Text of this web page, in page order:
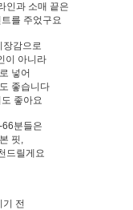
인과 소매 끝은
를 주었구요
장감으로
이 아니라
넣어
좋습니다
좋아요
66분들은
핏,
드릴게요
전